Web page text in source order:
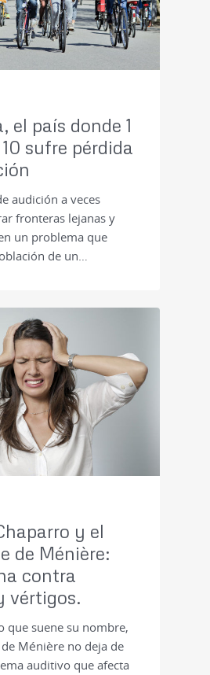
el país donde 1
sufre pérdida
audición a veces
fronteras lejanas y
un problema que
de un…
y el
de Ménière:
contra
vértigos.
que suene su nombre,
Ménière no deja de
auditivo que afecta